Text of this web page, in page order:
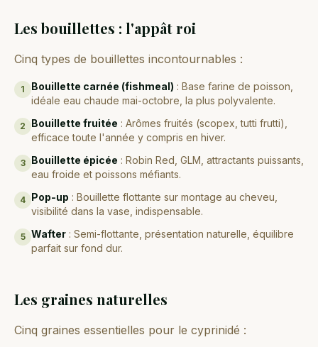
Les bouillettes : l'appât roi
Cinq types de bouillettes incontournables :
1 Bouillette carnée (fishmeal) : Base farine de poisson,
idéale eau chaude mai-octobre, la plus polyvalente.
2 Bouillette fruitée : Arômes fruités (scopex, tutti frutti),
efficace toute l'année y compris en hiver.
3 Bouillette épicée : Robin Red, GLM, attractants puissants,
eau froide et poissons méfiants.
4 Pop-up : Bouillette flottante sur montage au cheveu,
visibilité dans la vase, indispensable.
5 Wafter : Semi-flottante, présentation naturelle, équilibre
parfait sur fond dur.
Les graines naturelles
Cinq graines essentielles pour le cyprinidé :